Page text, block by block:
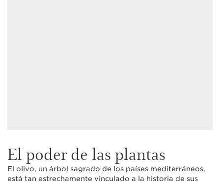
El poder de las plantas
El olivo, un árbol sagrado de los países mediterráneos,
está tan estrechamente vinculado a la historia de sus